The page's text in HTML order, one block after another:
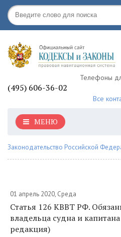
Телефоны
(495) 606-36-02
Все
МЕНЮ
Законодательство Российской
01 апрель 2020, Среда
Статья 126 КВВТ РФ.
владельца судна и
редакция)